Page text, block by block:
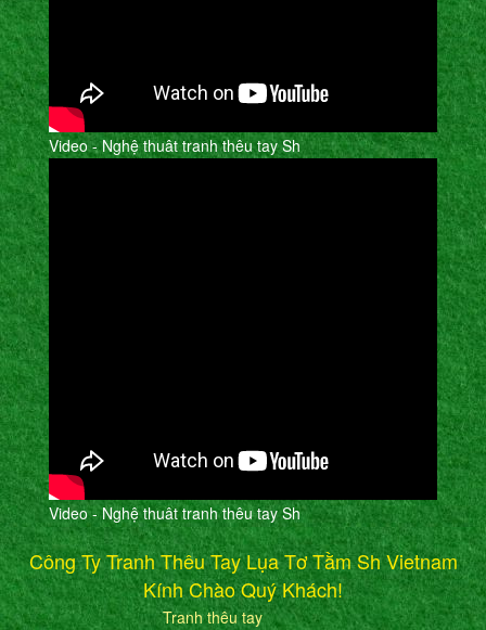
Video - Nghệ thuât tranh thêu tay Sh
Video - Nghệ thuât tranh thêu tay Sh
Công Ty Tranh Thêu Tay Lụa Tơ Tằm Sh Vietnam
Kính Chào Quý Khách!
Tranh thêu tay